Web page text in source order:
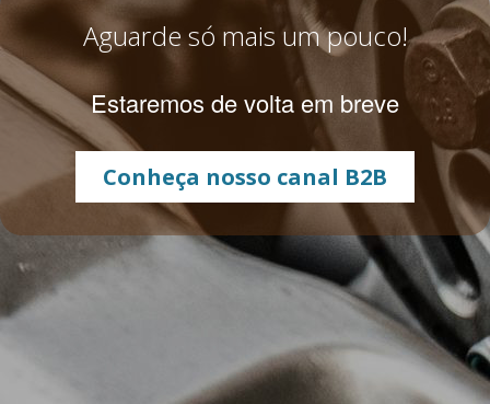
Aguarde só mais um pouco!
Estaremos de volta em breve
Conheça nosso canal B2B